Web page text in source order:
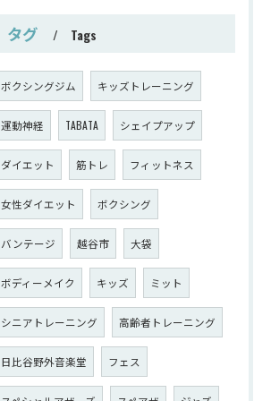
タグ Tags
ボクシングジム キッズトレーニング
運動神経 TABATA シェイプアップ
ダイエット 筋トレ フィットネス
女性ダイエット ボクシング
バンテージ 越谷市 大袋
ボディーメイク キッズ ミット
シニアトレーニング 高齢者トレーニング
日比谷野外音楽堂 フェス